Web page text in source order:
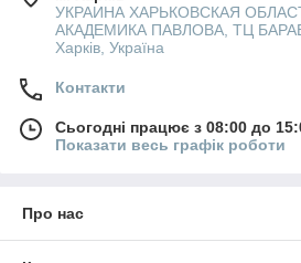
УКРАИНА ХАРЬКОВСКАЯ
АКАДЕМИКА ПАВЛОВА, ТЦ
Харків, Україна
Контакти
Сьогодні працює з 08:00 до
Показати весь графік роботи
Про нас